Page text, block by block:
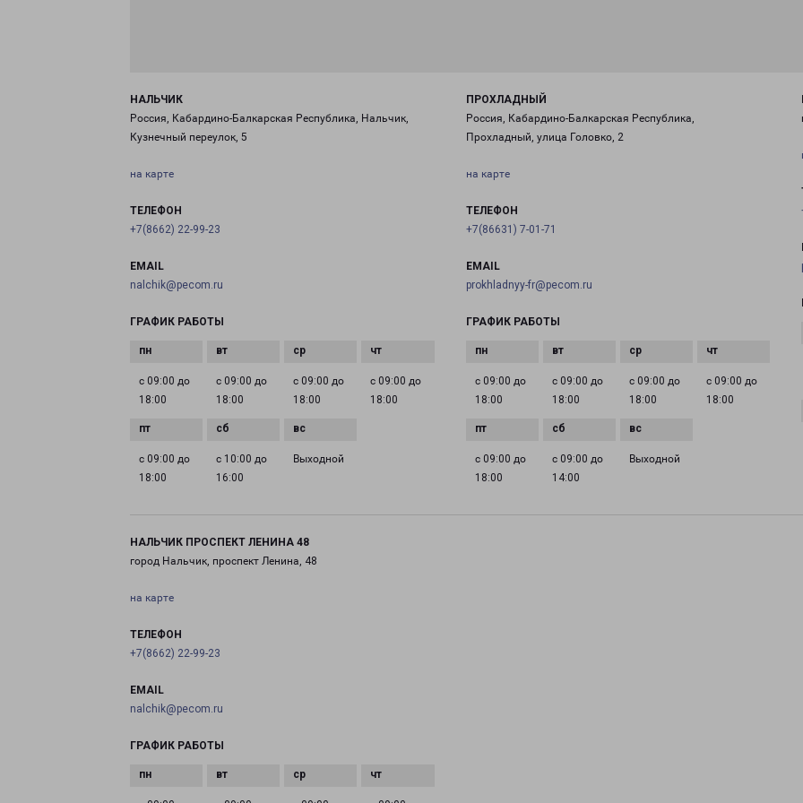
НАЛЬЧИК
Россия, Кабардино-Балкарская Республика, Нальчик,
Кузнечный переулок, 5
на карте
ТЕЛЕФОН
+7(8662) 22-99-23
EMAIL
nalchik@pecom.ru
ГРАФИК РАБОТЫ
с 09:00 до
18:00
с 09:00 до
18:00
с 09:00 до
18:00
с 09:00 до
18:00
с 09:00 до
18:00
с 10:00 до
16:00
Выходной
ПРОХЛАДНЫЙ
Россия, Кабардино-Балкарская Республика,
Прохладный, улица Головко, 2
на карте
ТЕЛЕФОН
+7(86631) 7-01-71
EMAIL
prokhladnyy-fr@pecom.ru
ГРАФИК РАБОТЫ
с 09:00 до
18:00
с 09:00 до
18:00
с 09:00 до
18:00
с 09:00 до
18:00
с 09:00 до
18:00
с 09:00 до
14:00
Выходной
НАЛЬЧИК ПРОСПЕКТ ЛЕНИНА 48
город Нальчик, проспект Ленина, 48
на карте
ТЕЛЕФОН
+7(8662) 22-99-23
EMAIL
nalchik@pecom.ru
ГРАФИК РАБОТЫ